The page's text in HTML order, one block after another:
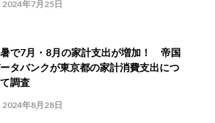
2024年7月25日
で7月・8月の家計支出が増加！ 帝国
タバンクが東京都の家計消費支出につ
調査
2024年8月28日